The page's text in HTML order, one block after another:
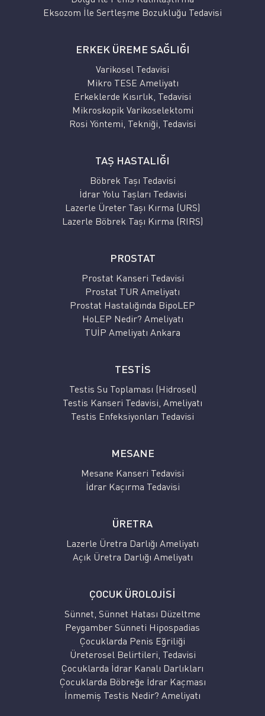
Eksozom İle Sertleşme Bozukluğu Tedavisi
ERKEK ÜREME SAĞLIĞI
Varikosel Tedavisi
Mikro TESE Ameliyatı
Erkeklerde Kısırlık, Tedavisi
Mikroskopik Varikoselektomi
Rosi Yöntemi, Tekniği, Tedavisi
TAŞ HASTALIĞI
Böbrek Taşı Tedavisi
İdrar Yolu Taşları Tedavisi
Lazerle Üreter Taşı Kırma (URS)
Lazerle Böbrek Taşı Kırma (RIRS)
PROSTAT
Prostat Kanseri Tedavisi
Prostat TUR Ameliyatı
Prostat Hastalığında BipoLEP
HoLEP Nedir? Ameliyatı
TUİP Ameliyatı Ankara
TESTİS
Testis Su Toplaması (Hidrosel)
Testis Kanseri Tedavisi, Ameliyatı
Testis Enfeksiyonları Tedavisi
MESANE
Mesane Kanseri Tedavisi
İdrar Kaçırma Tedavisi
ÜRETRA
Lazerle Üretra Darlığı Ameliyatı
Açık Üretra Darlığı Ameliyatı
ÇOCUK ÜROLOJİSİ
Sünnet, Sünnet Hatası Düzeltme
Peygamber Sünneti Hipospadias
Çocuklarda Penis Eğriliği
Üreterosel Belirtileri, Tedavisi
Çocuklarda İdrar Kanalı Darlıkları
Çocuklarda Böbreğe İdrar Kaçması
İnmemiş Testis Nedir? Ameliyatı